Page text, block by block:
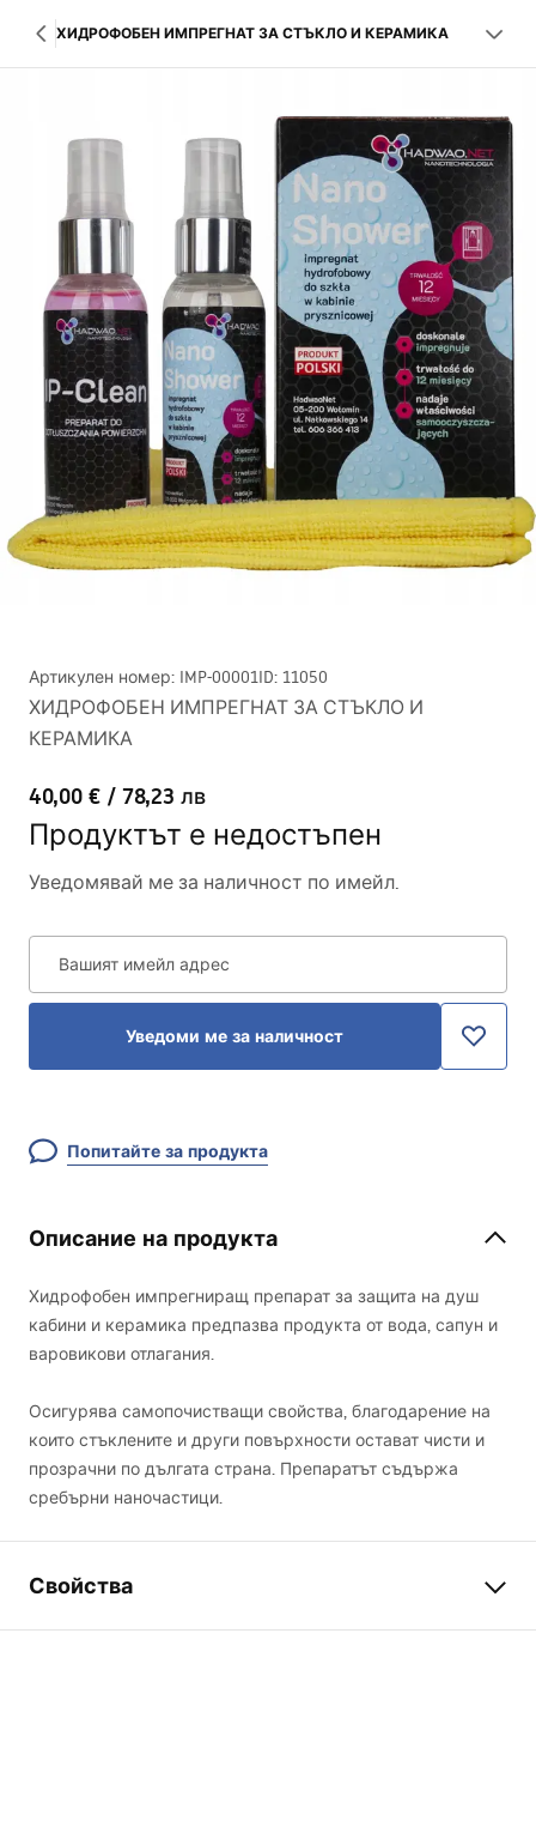
ХИДРОФОБЕН ИМПРЕГНАТ ЗА СТЪКЛО И КЕРАМИКА
Артикулен номер: IMP-00001ID: 11050
ХИДРОФОБЕН ИМПРЕГНАТ ЗА СТЪКЛО И
КЕРАМИКА
40,00 € / 78,23 лв
Продуктът е недостъпен
Уведомявай ме за наличност по имейл.
Вашият имейл адрес
Уведоми ме за наличност
Попитайте за продукта
Описание на продукта
Хидрофобен импрегниращ препарат за защита на душ
кабини и керамика предпазва продукта от вода, сапун и
варовикови отлагания.
Осигурява самопочистващи свойства, благодарение на
които стъклените и други повърхности остават чисти и
прозрачни по дългата страна. Препаратът съдържа
сребърни наночастици.
Свойства